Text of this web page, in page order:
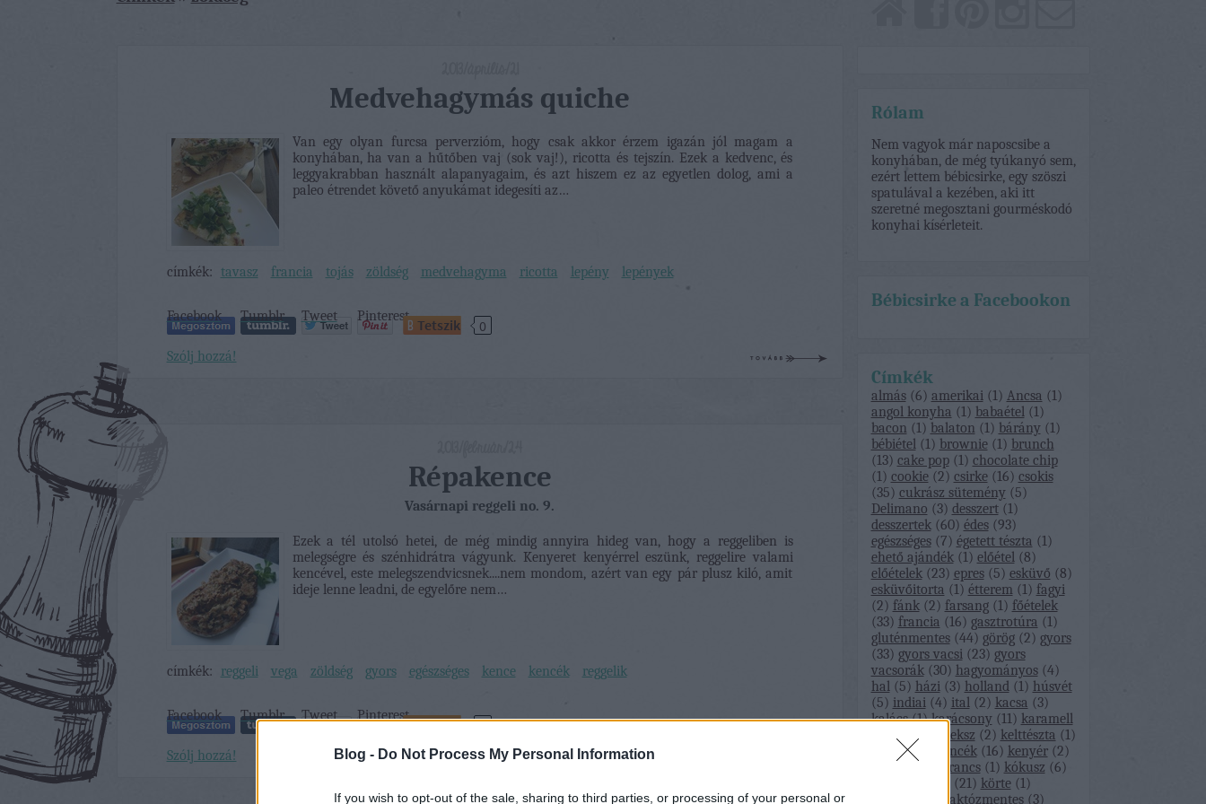
Blog - Do Not Process My Personal Information
If you wish to opt-out of the sale, sharing to third parties, or processing of your personal or
Medvehagymás quiche
Van egy olyan furcsa perverzióm, hogy csak akkor érzem igazán jól magam a
konyhában, ha van a hűtőben vaj (sok vaj!), ricotta és tejszín. Ezek a kedvenc, és
leggyakrabban használt alapanyagaim, és azt hiszem ez az egyetlen dolog, ami a
paleo étrendet követő anyukámat idegesíti az…
címkék: tavasz francia tojás zöldség medvehagyma ricotta lepény lepények
Facebook Tumblr Tweet Pinterest Tetszik 0
Szólj hozzá!
Répakence
Vasárnapi reggeli no. 9.
Ezek a tél utolsó hetei, de még mindig annyira hideg van, hogy a reggeliben is
melegségre és szénhidrátra vágyunk. Kenyeret kenyérrel eszünk, reggelire valami
kencével, este melegszendvicsnek....nem mondom, azért van egy pár plusz kiló, amit
ideje lenne leadni, de egyelőre nem…
címkék: reggeli vega zöldség gyors egészséges kence kencék reggelik
Facebook Tumblr Tweet Pinterest Tetszik 0
Szólj hozzá!
Rólam
Nem vagyok már naposcsibe a
konyhában, de még tyúkanyó sem,
ezért lettem bébicsirke, egy szöszi
spatulával a kezében, aki itt
szeretné megosztani gourméskodó
konyhai kísérleteit.
Bébicsirke a Facebookon
Címkék
almás (6) amerikai (1) Ancsa (1)
angol konyha (1) babaétel (1)
bacon (1) balaton (1) bárány (1)
bébiétel (1) brownie (1) brunch
(13) cake pop (1) chocolate chip
(1) cookie (2) csirke (16) csokis
(35) cukrász sütemény (5)
Delimano (3) desszert (1)
desszertek (60) édes (93)
egészséges (7) égetett tészta (1)
ehető ajándék (1) előétel (8)
előételek (23) epres (5) esküvő (8)
esküvőitorta (1) étterem (1) fagyi
(2) fánk (2) farsang (1) főételek
(33) francia (16) gasztrotúra (1)
gluténmentes (44) görög (2) gyors
(33) gyors vacsi (23) gyors
vacsorák (30) hagyományos (4)
hal (5) házi (3) holland (1) húsvét
(5) indiai (4) ital (2) kacsa (3)
kalács (1) karácsony (11) karamell
kávé keksz (2) kelttészta (1)
kence (10 kencék (16) kenyér (2)
kezeletlen narancs (1) kókusz (6)
(21) körte (1)
laktózmentes (3)